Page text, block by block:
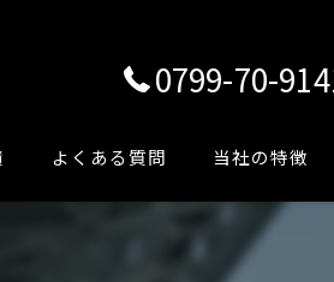
0799-70-
よくある質問 当社の特徴